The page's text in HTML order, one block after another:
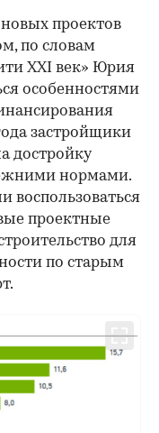
проектов
по словам
XXI век» Юрия
особенностями
застройщики
достройку
нормами.
воспользоваться
проектные
для
по старым